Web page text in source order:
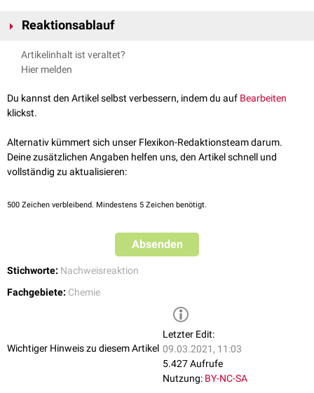
Reaktionsablauf
Harnsäure wird mit Wasserstoffperoxid
versetzt. Bei der resultierenden
Pseudoharnsäure hydrolysiert , die zu Uramil
zerfällt. Uramil und Alloxan
kondensieren
zu Purpursäure. Durch Zugabe von Ammoniak entsteht
entsprechend methylierte Murexidderivate.
Artikelinhalt ist veraltet?
Hier melden
Du kannst den Artikel selbst verbessern, indem du auf Bearbeiten
klickst.
Alternativ kümmert sich unser Flexikon-Redaktionsteam darum.
Deine zusätzlichen Angaben helfen uns, den Artikel schnell und
vollständig zu aktualisieren:
500 Zeichen verbleibend. Mindestens 5 Zeichen benötigt.
Absenden
Stichworte: Nachweisreaktion
Fachgebiete: Chemie
Wichtiger Hinweis zu diesem Artikel
Letzter Edit:
09.03.2021, 11:03
5.427 Aufrufe
Nutzung: BY-NC-SA